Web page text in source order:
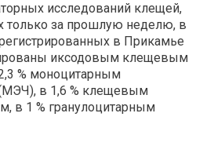
исследований клещей,
только за прошлую неделю, в
в Прикамье
иксодовым клещевым
% моноцитарным
в 1,6 % клещевым
в 1 % гранулоцитарным